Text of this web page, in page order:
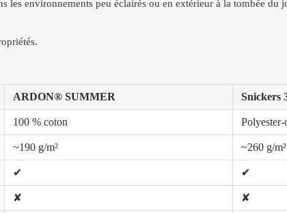
les environnements peu éclairés ou en extérieur à la tombée du
ARDON® SUMMER Snickers
100 % coton Polyester-
~190 g/m² ~260 g/m²
✔ ✔
✘ ✘